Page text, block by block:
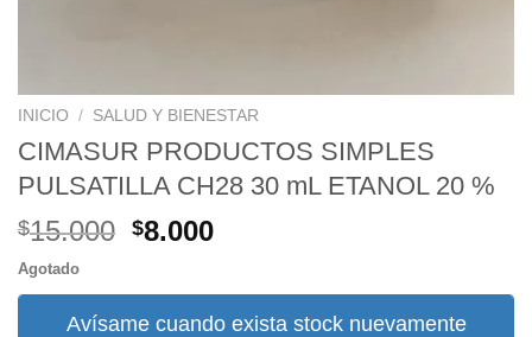
INICIO / SALUD Y BIENESTAR
CIMASUR PRODUCTOS SIMPLES
PULSATILLA CH28 30 mL ETANOL 20 %
$15.000 El
original
era:
$8.000El
actual
es:
Agotado
Avísame cuando exista stock nuevamente